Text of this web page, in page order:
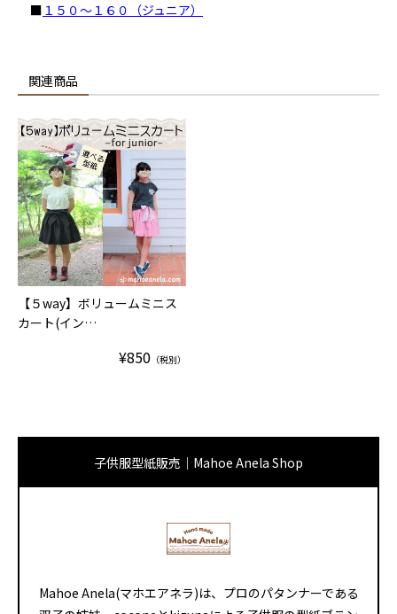
■ １５０～１６０（ジュニア）
関連商品
【５way】ボリュームミニス
カート(イン…
¥850（税別）
子供服型紙販売｜Mahoe Anela Shop
Mahoe Anela(マホエアネラ)は、プロのパタンナーである